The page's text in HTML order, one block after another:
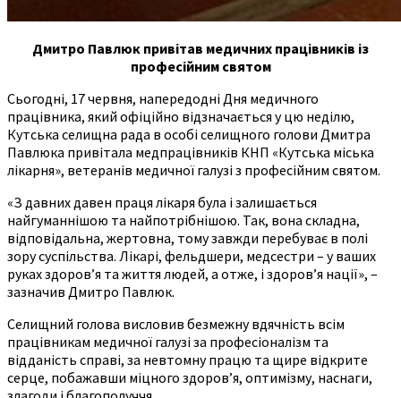
Дмитро Павлюк привітав медичних працівників із
професійним святом
Сьогодні, 17 червня, напередодні Дня медичного
працівника, який офіційно відзначається у цю неділю,
Кутська селищна рада в особі селищного голови Дмитра
Павлюка привітала медпрацівників КНП «Кутська міська
лікарня», ветеранів медичної галузі з професійним святом.
«З давних давен праця лікаря була і залишається
найгуманнішою та найпотрібнішою. Так, вона складна,
відповідальна, жертовна, тому завжди перебуває в полі
зору суспільства. Лікарі, фельдшери, медсестри – у ваших
руках здоров’я та життя людей, а отже, і здоров’я нації», –
зазначив Дмитро Павлюк.
Селищний голова висловив безмежну вдячність всім
працівникам медичної галузі за професіоналізм та
відданість справі, за невтомну працю та щире відкрите
серце, побажавши міцного здоров’я, оптимізму, наснаги,